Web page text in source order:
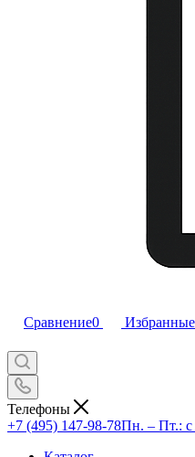
Сравнение0
Телефоны
+7 (495) 147-98-78Пн. – Пт.: с